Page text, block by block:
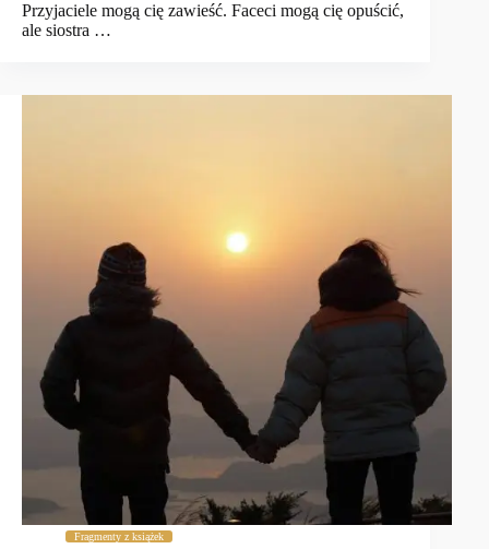
Przyjaciele mogą cię zawieść. Faceci mogą cię opuścić,
ale siostra …
Fragmenty z książek